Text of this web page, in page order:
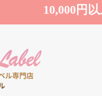
10,000円